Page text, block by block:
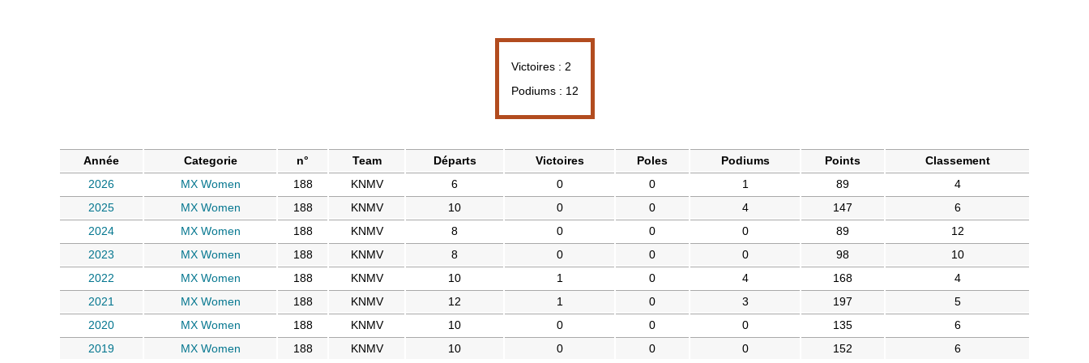
Victoires : 2
Podiums : 12
Année Categorie n° Team Départs Victoires Poles Podiums Points
Classement
2026
MX Women 188 KNMV 6 0 0 1 89
4
2025
MX Women 188 KNMV 10 0 0 4 147
6
2024
MX Women 188 KNMV 8 0 0 0 89
12
2023
MX Women 188 KNMV 8 0 0 0 98
10
2022
MX Women 188 KNMV 10 1 0 4 168
4
2021
MX Women 188 KNMV 12 1 0 3 197
5
2020
MX Women 188 KNMV 10 0 0 0 135
6
2019
MX Women 188 KNMV 10 0 0 0 152 6